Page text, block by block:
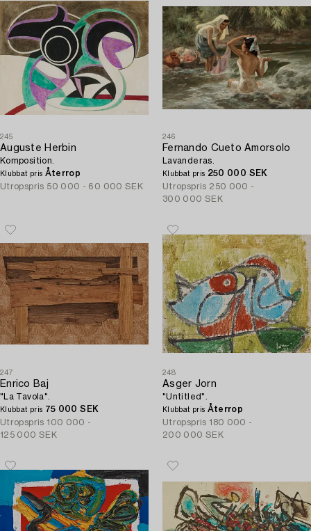
245
Auguste Herbin
Komposition.
Klubbat pris Återrop
Utropspris 50 000 - 60 000 SEK
246
Fernando Cueto Amorsolo
Lavanderas.
Klubbat pris 250 000 SEK
Utropspris 250 000 -
300 000 SEK
247
Enrico Baj
"La Tavola".
Klubbat pris 75 000 SEK
Utropspris 100 000 -
125 000 SEK
248
Asger Jorn
"Untitled".
Klubbat pris Återrop
Utropspris 180 000 -
200 000 SEK